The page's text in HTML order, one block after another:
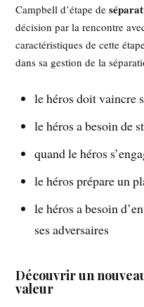
Campbell d’étape de
décision par la rencontre
caractéristiques de cette
dans sa gestion de la
le héros doit vaincre
le héros a besoin de
quand le héros
le héros prépare un
le héros a besoin
ses adversaires
Découvrir un
valeur